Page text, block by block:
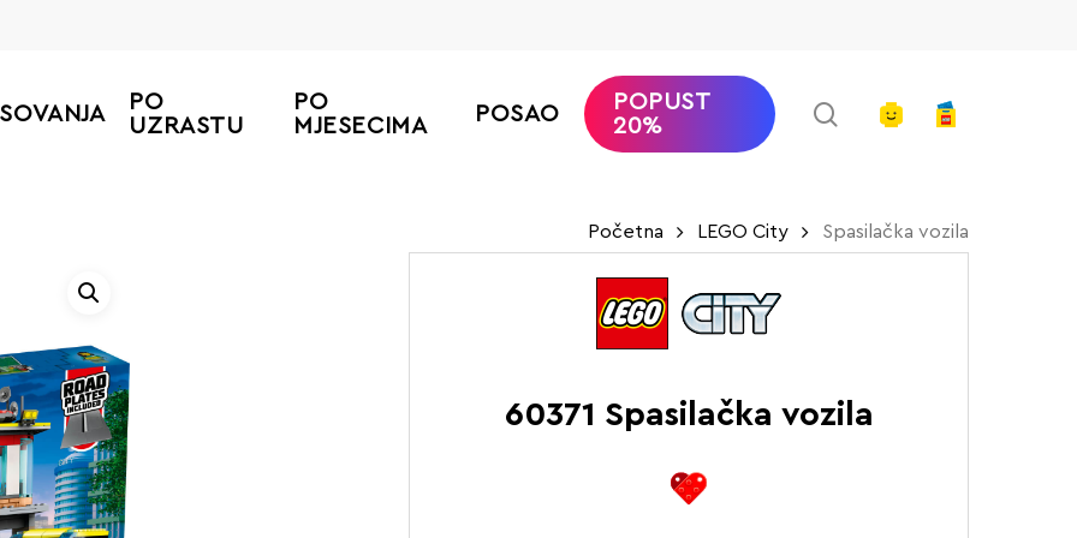
PO
UZRASTU
PO
MJESECIMA
POSAO
POPUST
20%
searchaccount
Početna LEGO City Spasilačka vozila
60371 Spasilačka vozila